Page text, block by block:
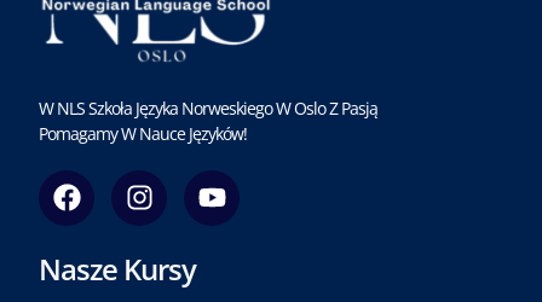
W NLS Szkoła Języka Norweskiego W Oslo Z Pasją
Pomagamy W Nauce Języków!
F
a
c
e
I
n
s
t
Y
o
u
Nasze Kursy